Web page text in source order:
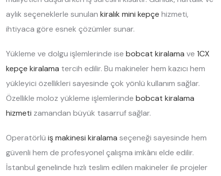
aylık seçeneklerle sunulan kiralık mini kepçe hizmeti,
ihtiyaca göre esnek çözümler sunar.
Yükleme ve dolgu işlemlerinde ise bobcat kiralama ve 1CX
kepçe kiralama tercih edilir. Bu makineler hem kazıcı hem
yükleyici özellikleri sayesinde çok yönlü kullanım sağlar.
Özellikle moloz yükleme işlemlerinde bobcat kiralama
hizmeti zamandan büyük tasarruf sağlar.
Operatörlü iş makinesi kiralama seçeneği sayesinde hem
güvenli hem de profesyonel çalışma imkânı elde edilir.
İstanbul genelinde hızlı teslim edilen makineler ile projeler